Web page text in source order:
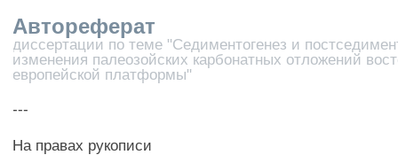
Автореферат
диссертации по теме "Седиментогенез и
изменения палеозойских карбонатных отложений
европейской платформы"
---
На правах рукописи